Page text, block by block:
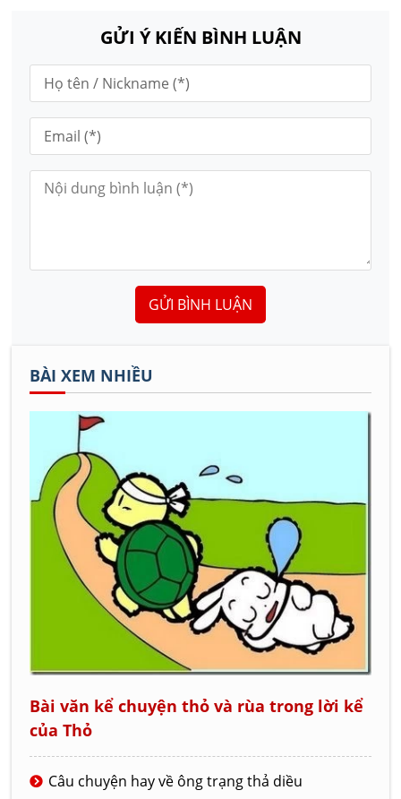
GỬI Ý KIẾN BÌNH LUẬN
GỬI BÌNH LUẬN
BÀI XEM NHIỀU
Bài văn kể chuyện thỏ và rùa trong lời kể
của Thỏ
Câu chuyện hay về ông trạng thả diều